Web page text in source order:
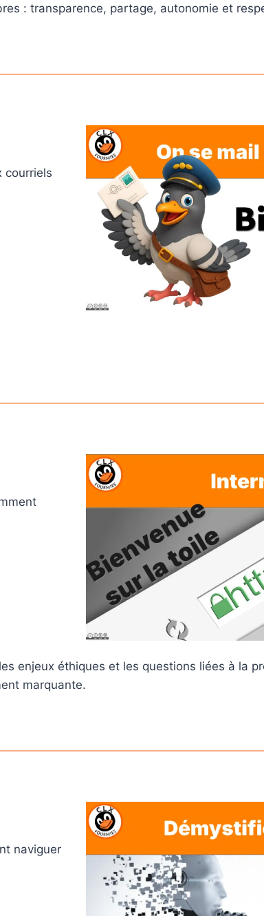
: transparence, partage, autonomie et
courriels
enjeux éthiques et les questions liées à la
marquante.
naviguer